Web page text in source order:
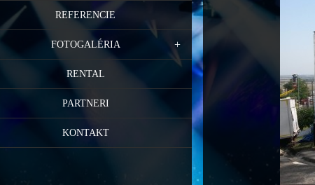
REFERENCIE
FOTOGALÉRIA
RENTAL
PARTNERI
KONTAKT